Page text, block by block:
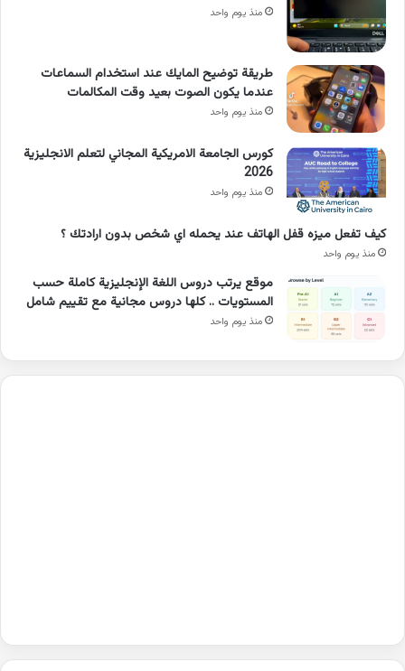
منذ يوم واحد
طريقة توضيح المايك عند استخدام السماعات
عندما يكون الصوت بعيد وقت المكالمات
منذ يوم واحد
كورس الجامعة الامريكية المجاني لتعلم الانجليزية
2026
منذ يوم واحد
كيف تفعل ميزه قفل الهاتف عند يحمله اي شخص بدون ارادتك ؟
منذ يوم واحد
موقع يرتب دروس اللغة الإنجليزية كاملة حسب
المستويات .. كلها دروس مجانية مع تقييم شامل
منذ يوم واحد